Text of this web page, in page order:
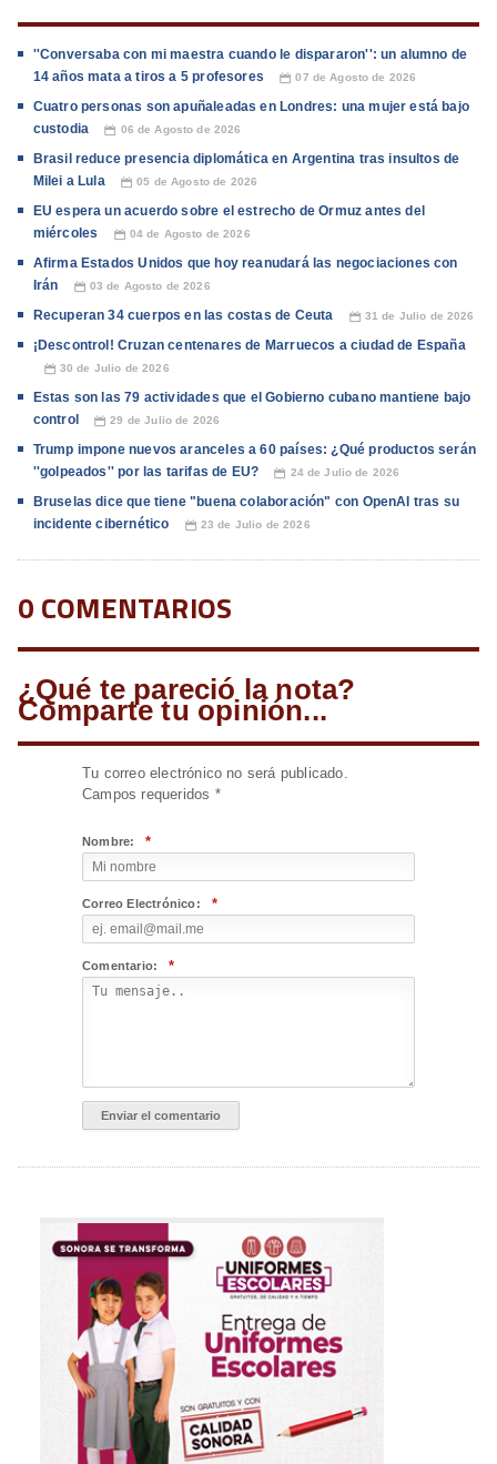
''Conversaba con mi maestra cuando le dispararon'': un alumno de
14 años mata a tiros a 5 profesores
📅 07 de Agosto de 2026
Cuatro personas son apuñaleadas en Londres: una mujer está bajo
custodia
📅 06 de Agosto de 2026
Brasil reduce presencia diplomática en Argentina tras insultos de
Milei a Lula
📅 05 de Agosto de 2026
EU espera un acuerdo sobre el estrecho de Ormuz antes del
miércoles
📅 04 de Agosto de 2026
Afirma Estados Unidos que hoy reanudará las negociaciones con
Irán
📅 03 de Agosto de 2026
Recuperan 34 cuerpos en las costas de Ceuta 📅 31 de Julio de 2026
¡Descontrol! Cruzan centenares de Marruecos a ciudad de España
📅 30 de Julio de 2026
Estas son las 79 actividades que el Gobierno cubano mantiene bajo
control
📅 29 de Julio de 2026
Trump impone nuevos aranceles a 60 países: ¿Qué productos serán
''golpeados'' por las tarifas de EU?
📅 24 de Julio de 2026
Bruselas dice que tiene "buena colaboración" con OpenAI tras su
incidente cibernético
📅 23 de Julio de 2026
0 COMENTARIOS
¿Qué te pareció la nota?
Comparte tu opinión...
Tu correo electrónico no será publicado.
Campos requeridos *
Nombre: *
Correo Electrónico: *
Comentario: *